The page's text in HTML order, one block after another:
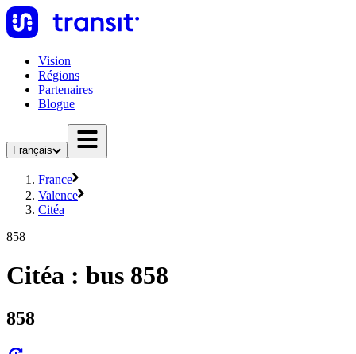
Vision
Régions
Partenaires
Blogue
Français
France
Valence
Citéa
858
Citéa : bus 858
858